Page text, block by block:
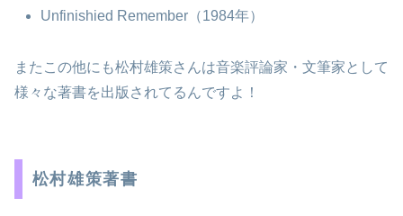
Unfinishied Remember（1984年）
またこの他にも松村雄策さんは音楽評論家・文筆家として
様々な著書を出版されてるんですよ！
松村雄策著書